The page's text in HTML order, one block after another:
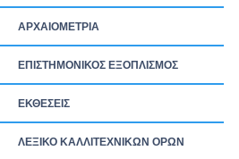
ΑΡΧΑΙΟΜΕΤΡΙΑ
ΕΠΙΣΤΗΜΟΝΙΚΟΣ ΕΞΟΠΛΙΣΜΟΣ
ΕΚΘΕΣΕΙΣ
ΛΕΞΙΚΟ ΚΑΛΛΙΤΕΧΝΙΚΩΝ ΟΡΩΝ